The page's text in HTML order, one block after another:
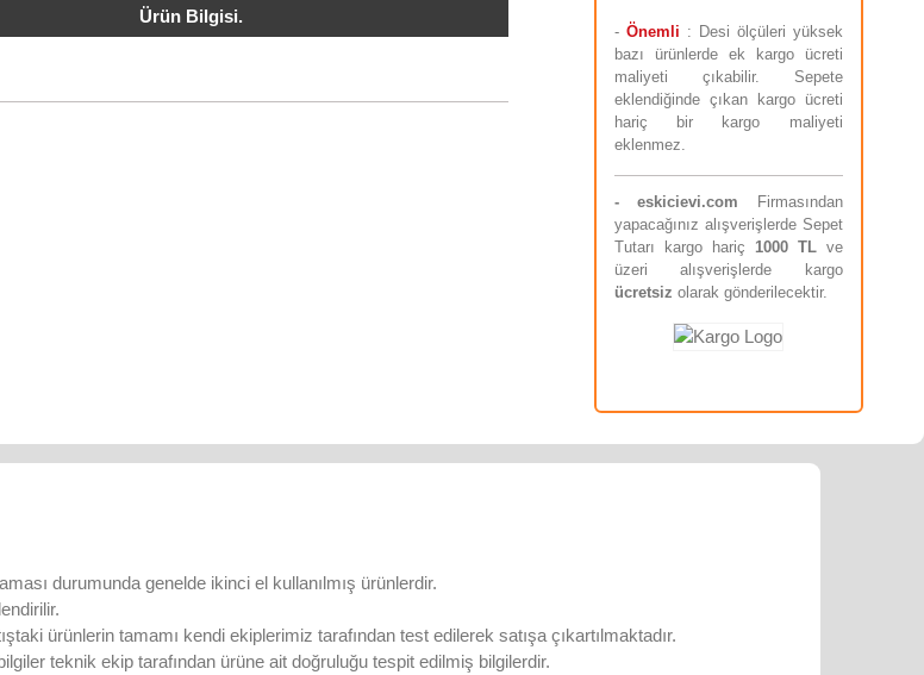
Ürün Bilgisi.
- Önemli : Desi ölçüleri yüksek
bazı ürünlerde ek kargo ücreti
maliyeti çıkabilir. Sepete
eklendiğinde çıkan kargo ücreti
hariç bir kargo maliyeti
eklenmez.
-eskicievi.com Firmasından
yapacağınız alışverişlerde Sepet
Tutarı kargo hariç 1000 TLve
üzeri alışverişlerde kargo
ücretsiz olarak gönderilecektir.
durumunda genelde ikinci el kullanılmış ürünlerdir.
ürünlerin tamamı kendi ekiplerimiz tarafından test edilerek satışa çıkartılmaktadır.
teknik ekip tarafından ürüne ait doğruluğu tespit edilmiş bilgilerdir.